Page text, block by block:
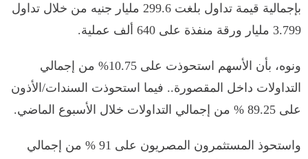
بإجمالية قيمة تداول بلغت 299.6 مليار جنيه من خلال تداول
3.799 مليار ورقة منفذة على 640 ألف عملية.
ونوه، بأن الأسهم استحوذت على 10.75% من إجمالي
التداولات داخل المقصورة.. فيما استحوذت السندات/الأذون
على 89.25 % من إجمالي التداولات خلال الأسبوع الماضي.
واستحوذ المستثمرون المصريون على 91 % من إجمالي